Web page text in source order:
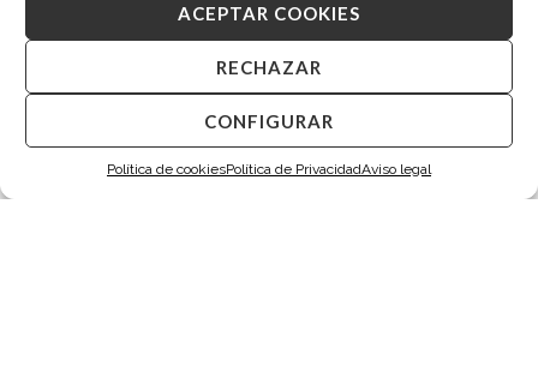
ACEPTAR COOKIES
RECHAZAR
CONFIGURAR
Política de cookiesPolítica de PrivacidadAviso legal